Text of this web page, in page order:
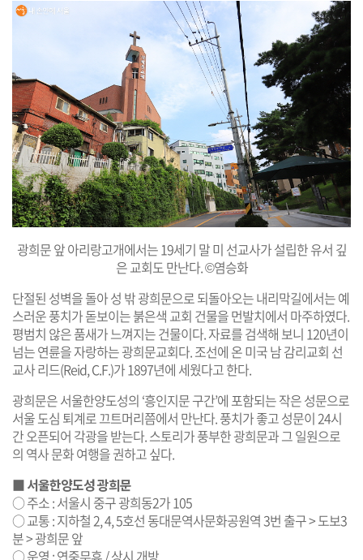
광희문 앞 아리랑고개에서는 19세기 말 미 선교사가 설립한 유서 깊
은 교회도 만난다. ©염승화
단절된 성벽을 돌아 성 밖 광희문으로 되돌아오는 내리막길에서는 예
스러운 풍치가 돋보이는 붉은색 교회 건물을 먼발치에서 마주하였다.
평범치 않은 품새가 느껴지는 건물이다. 자료를 검색해 보니 120년이
넘는 연륜을 자랑하는 광희문교회다. 조선에 온 미국 남 감리교회 선
교사 리드(Reid, C.F.)가 1897년에 세웠다고 한다.
광희문은 서울한양도성의 ‘흥인지문 구간’에 포함되는 작은 성문으로
서울 도심 퇴계로 끄트머리쯤에서 만난다. 풍치가 좋고 성문이 24시
간 오픈되어 각광을 받는다. 스토리가 풍부한 광희문과 그 일원으로
의 역사 문화 여행을 권하고 싶다.
■서울한양도성 광희문
○ 주소 : 서울시 중구 광희동2가 105
○ 교통 : 지하철 2, 4, 5호선 동대문역사문화공원역 3번 출구 > 도보3
분 > 광희문 앞
○ 운영 : 연중무휴 / 상시 개방